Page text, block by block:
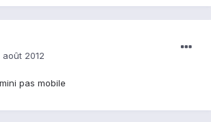
août 2012
pas mobile